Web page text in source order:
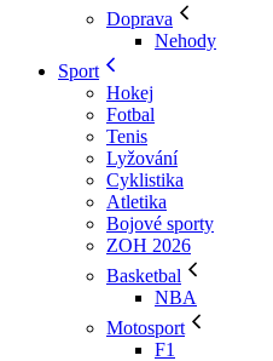
Doprava
Nehody
Sport
Hokej
Fotbal
Tenis
Lyžování
Cyklistika
Atletika
Bojové sporty
ZOH 2026
Basketbal
NBA
Motosport
F1